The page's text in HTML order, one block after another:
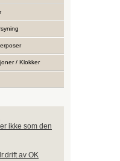
/ Klokker
ikke som den
av OK